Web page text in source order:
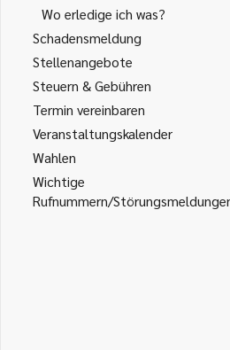
Wo erledige ich was?
Schadensmeldung
Stellenangebote
Steuern & Gebühren
Termin vereinbaren
Veranstaltungskalender
Wahlen
Wichtige
Rufnummern/